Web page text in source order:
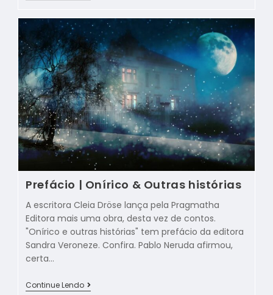
Prefácio | Onírico & Outras histórias
A escritora Cleia Dröse lança pela Pragmatha
Editora mais uma obra, desta vez de contos.
"Onírico e outras histórias" tem prefácio da editora
Sandra Veroneze. Confira. Pablo Neruda afirmou,
certa…
Continue Lendo